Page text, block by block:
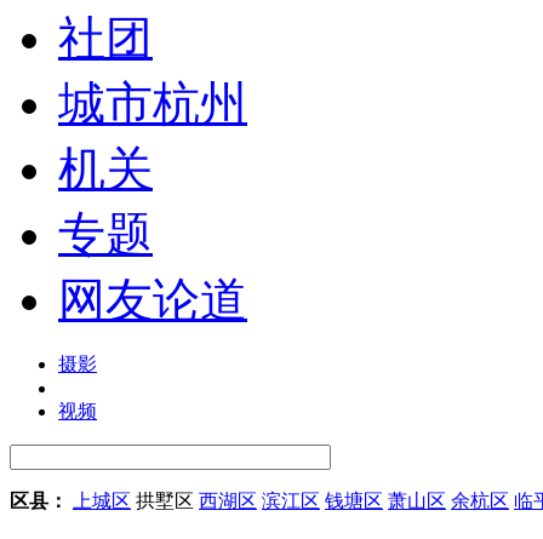
社团
城市杭州
机关
专题
网友论道
摄影
视频
区县： 上城区 拱墅区 西湖区 滨江区 钱塘区 萧山区 余杭区 临